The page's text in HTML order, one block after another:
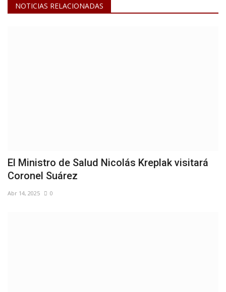
NOTICIAS RELACIONADAS
El Ministro de Salud Nicolás Kreplak visitará
Coronel Suárez
Abr 14, 2025 0